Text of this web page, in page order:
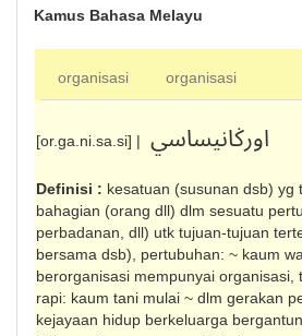
Kamus Bahasa Melayu
organisasi organisasi
[or.ga.ni.sa.si] | اورݢانيساسي
Definisi : kesatuan (susunan dsb) yg
bahagian (orang dll) dlm se­suatu
perbadanan, dll) utk tujuan-tujuan
bersama dsb), pertubuhan: ~ kaum
berorganisasi mempunyai organisasi,
rapi: kaum tani mulai ~ dlm gerakan
kejayaan hidup berkeluarga